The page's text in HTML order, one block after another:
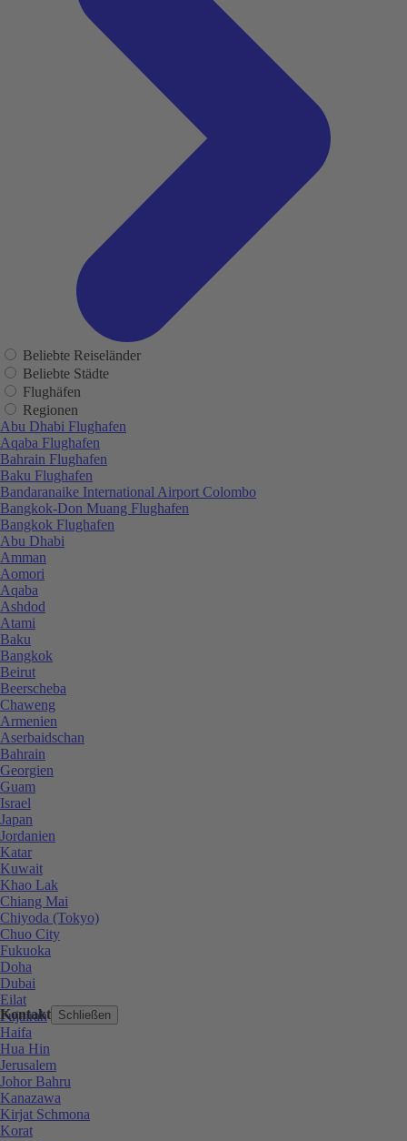
Kontakt Schließen
Beliebte Reiseländer
Beliebte Städte
Flughäfen
Regionen
Abu Dhabi Flughafen
Aqaba Flughafen
Bahrain Flughafen
Baku Flughafen
Bandaranaike International Airport Colombo
Bangkok-Don Muang Flughafen
Bangkok Flughafen
Abu Dhabi
Amman
Aomori
Aqaba
Ashdod
Atami
Baku
Bangkok
Beirut
Beerscheba
Chaweng
Armenien
Aserbaidschan
Bahrain
Georgien
Guam
Israel
Japan
Jordanien
Katar
Kuwait
Khao Lak
Chiang Mai
Chiyoda (Tokyo)
Chuo City
Fukuoka
Doha
Dubai
Eilat
Fujairah
Haifa
Hua Hin
Jerusalem
Johor Bahru
Kanazawa
Kirjat Schmona
Korat